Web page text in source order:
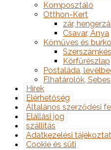
Komposztáló
Otthon-Kert
zár,
Csavar, Anya
Kőműves és
Körfűrészlap
Postaláda,
Elhatárolók,
Hírek
Elérhetőség
Általános szerződési
Elállási jog
szállítás
Adatkezelési
Cookie és süti